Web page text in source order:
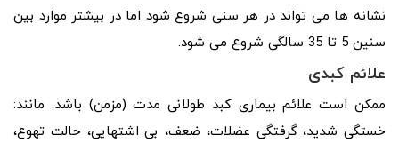
نشانه ها می تواند در هر سنی شروع شود اما در بیشتر موارد بین
سنین 5 تا 35 سالگی شروع می شود.
علائم کبدی
ممکن است علائم بیماری کبد طولانی مدت (مزمن) باشد. مانند:
خستگی شدید، گرفتگی عضلات، ضعف، بی اشتهایی، حالت تهوع،